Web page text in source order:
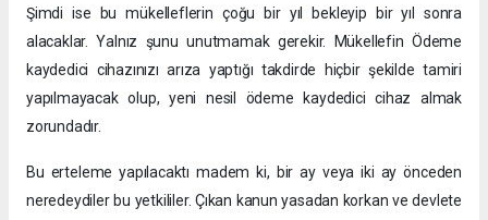
Şimdi ise bu mükelleflerin çoğu bir yıl bekleyip bir yıl sonra
alacaklar. Yalnız şunu unutmamak gerekir. Mükellefin Ödeme
kaydedici cihazınızı arıza yaptığı takdirde hiçbir şekilde tamiri
yapılmayacak olup, yeni nesil ödeme kaydedici cihaz almak
zorundadır.
Bu erteleme yapılacaktı madem ki, bir ay veya iki ay önceden
neredeydiler bu yetkililer. Çıkan kanun yasadan korkan ve devlete